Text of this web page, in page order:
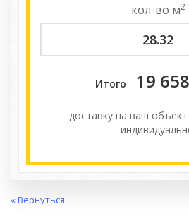
кол-во м2
Итого 19 658
доставку на ваш
« Вернуться